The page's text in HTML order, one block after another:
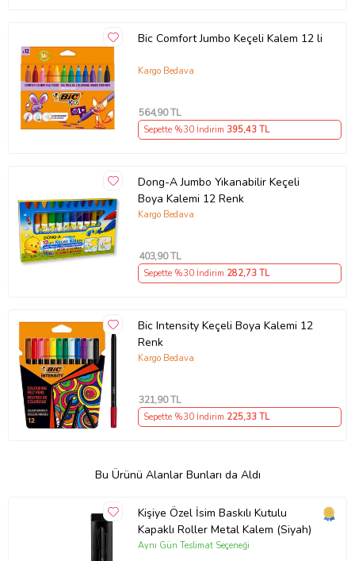
Bic Comfort Jumbo Keçeli Kalem 12 li
Kargo Bedava
564,90 TL
Sepette %30 İndirim 395,43 TL
Dong-A Jumbo Yıkanabilir Keçeli
Boya Kalemi 12 Renk
Kargo Bedava
403,90 TL
Sepette %30 İndirim 282,73 TL
Bic Intensity Keçeli Boya Kalemi 12
Renk
Kargo Bedava
321,90 TL
Sepette %30 İndirim 225,33 TL
Bu Ürünü Alanlar Bunları da Aldı
Kişiye Özel İsim Baskılı Kutulu
Kapaklı Roller Metal Kalem (Siyah)
Aynı Gün Teslimat Seçeneği